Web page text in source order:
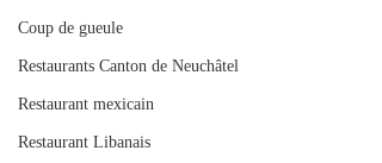
Coup de gueule
Restaurants Canton de Neuchâtel
Restaurant mexicain
Restaurant Libanais